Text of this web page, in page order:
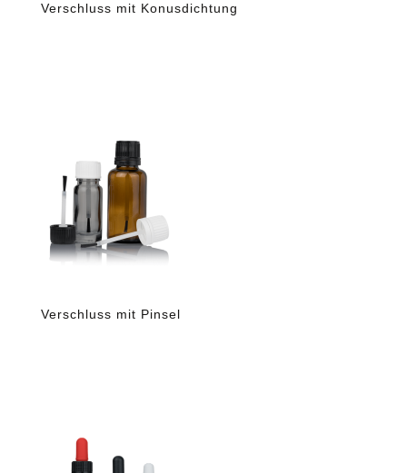
Verschluss mit Konusdichtung
Verschluss mit Pinsel